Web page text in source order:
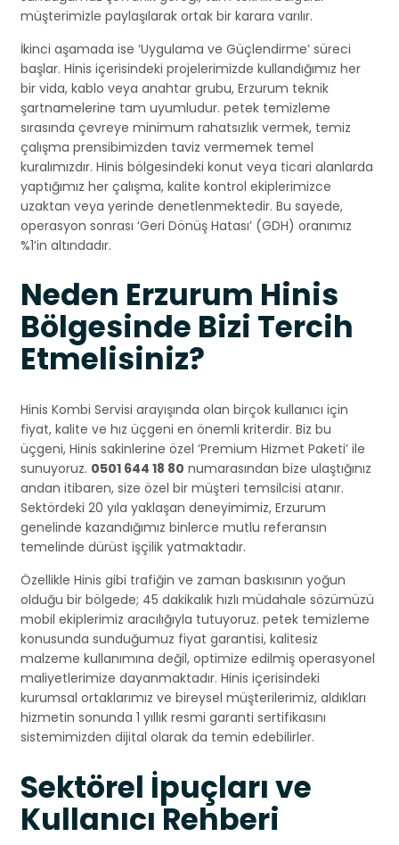
müşterimizle paylaşılarak ortak bir karara varılır.
İkinci aşamada ise ‘Uygulama ve Güçlendirme’ süreci
başlar. Hinis içerisindeki projelerimizde kullandığımız her
bir vida, kablo veya anahtar grubu, Erzurum teknik
şartnamelerine tam uyumludur. petek temizleme
sırasında çevreye minimum rahatsızlık vermek, temiz
çalışma prensibimizden taviz vermemek temel
kuralımızdır. Hinis bölgesindeki konut veya ticari alanlarda
yaptığımız her çalışma, kalite kontrol ekiplerimizce
uzaktan veya yerinde denetlenmektedir. Bu sayede,
operasyon sonrası ‘Geri Dönüş Hatası’ (GDH) oranımız
%1’in altındadır.
Neden Erzurum Hinis
Bölgesinde Bizi Tercih
Etmelisiniz?
Hinis Kombi Servisi arayışında olan birçok kullanıcı için
fiyat, kalite ve hız üçgeni en önemli kriterdir. Biz bu
üçgeni, Hinis sakinlerine özel ‘Premium Hizmet Paketi’ ile
sunuyoruz. 0501 644 18 80 numarasından bize ulaştığınız
andan itibaren, size özel bir müşteri temsilcisi atanır.
Sektördeki 20 yıla yaklaşan deneyimimiz, Erzurum
genelinde kazandığımız binlerce mutlu referansın
temelinde dürüst işçilik yatmaktadır.
Özellikle Hinis gibi trafiğin ve zaman baskısının yoğun
olduğu bir bölgede; 45 dakikalık hızlı müdahale sözümüzü
mobil ekiplerimiz aracılığıyla tutuyoruz. petek temizleme
konusunda sunduğumuz fiyat garantisi, kalitesiz
malzeme kullanımına değil, optimize edilmiş operasyonel
maliyetlerimize dayanmaktadır. Hinis içerisindeki
kurumsal ortaklarımız ve bireysel müşterilerimiz, aldıkları
hizmetin sonunda 1 yıllık resmi garanti sertifikasını
sistemimizden dijital olarak da temin edebilirler.
Sektörel İpuçları ve
Kullanıcı Rehberi